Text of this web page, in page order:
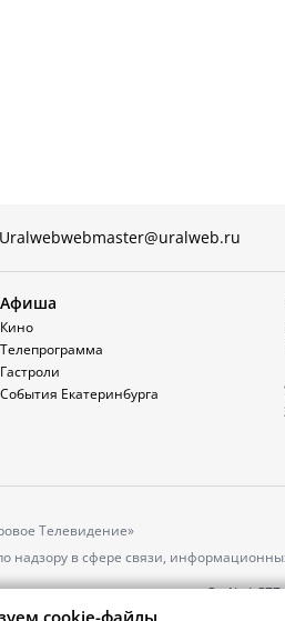
webmaster@uralweb.ru
Афиша
Кино
Телепрограмма
Гастроли
События Екатеринбурга
Телевидение»
надзору в сфере связи,
о регистрации: серияЭл №
cookie-файлы